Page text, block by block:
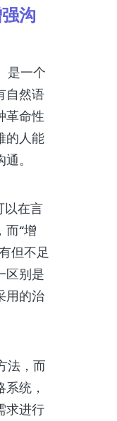
沟
是一个
自然语
革命性
的人能
。
以在言
而“增
但不足
区别是
用的治
法，而
统，
求进行